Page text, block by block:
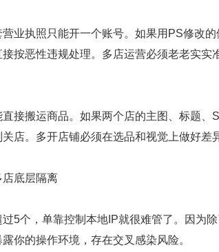
营业执照只能开一个账号。如果用PS修改
按恶性违规处理。多店运营必须老老实实
搬运商品。如果两个店的主图、标题、
店。多开店铺必须在选品和视觉上做好差
店底层隔离
个，单靠控制本地IP就很难管了。因为除
你的操作环境，存在交叉感染风险。